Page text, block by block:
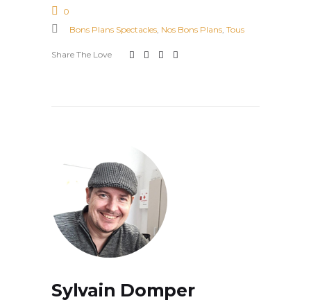
0
Bons Plans Spectacles, Nos Bons Plans, Tous
Share The Love
Sylvain Domper